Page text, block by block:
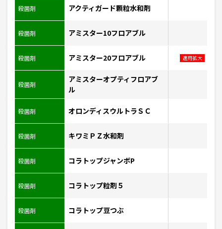
殺菌剤 アクティガード顆粒水和剤
殺菌剤 アミスター10フロアブル
適用拡大
殺菌剤 アミスター20フロアブル
殺菌剤
アミスターオプティフロアブ
ル
殺菌剤 オロンディスウルトラＳＣ
殺菌剤 キワミＰＺ水和剤
殺菌剤 コラトップジャンボP
殺菌剤 コラトップ粒剤５
殺菌剤 コラトップ豆つぶ